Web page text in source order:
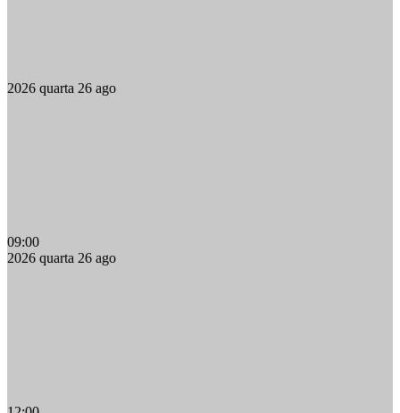
2026 quarta 26 ago
09:00
2026 quarta 26 ago